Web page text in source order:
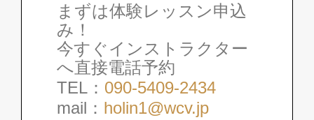
まずは体験レッスン申込
み！
今すぐインストラクター
へ直接電話予約
TEL： 090-5409-2434
mail： holin1@wcv.jp